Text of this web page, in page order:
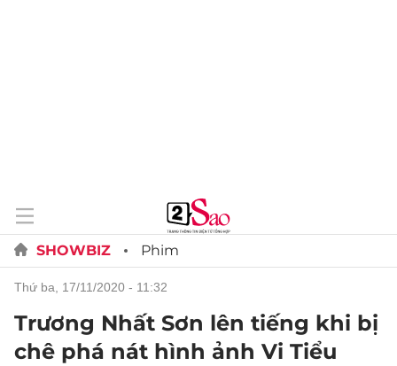
SHOWBIZ Phim
thứ ba, 17/11/2020 - 11:32
Trương Nhất Sơn lên tiếng khi bị
chê phá nát hình ảnh Vi Tiểu